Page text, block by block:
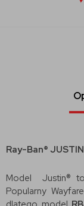
Ray-Ban®
Model Justin®
Popularny